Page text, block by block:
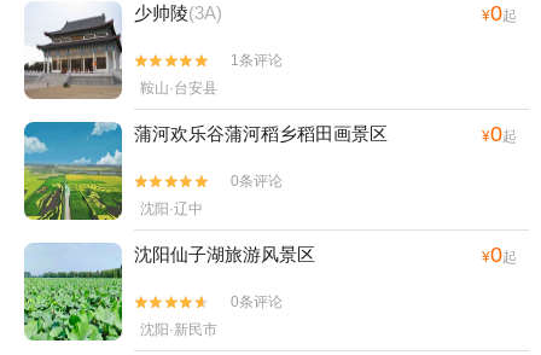
少帅陵(3A) ¥0起


1条评论
鞍山·台安县
蒲河欢乐谷蒲河稻乡稻田画景区 ¥0起


0条评论
沈阳·辽中
沈阳仙子湖旅游风景区 ¥0起


0条评论
沈阳·新民市